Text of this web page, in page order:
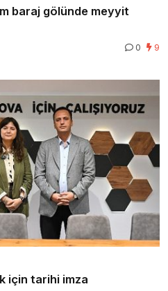
baraj gölünde meyyit
0 9
için tarihi imza